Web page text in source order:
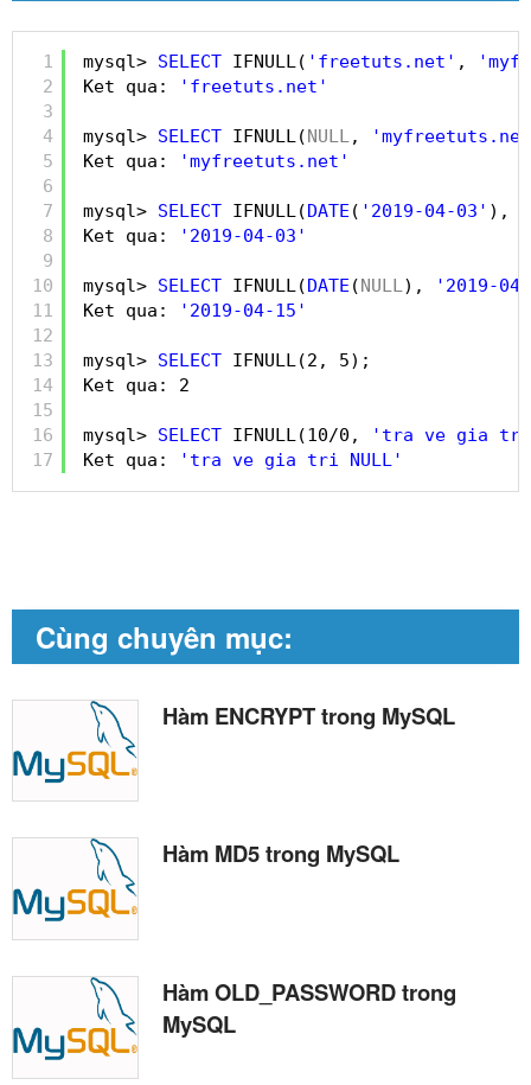
1
2
3
4
5
6
7
8
9
10
11
12
13
14
15
16
17
mysql> SELECT IFNULL( 'freetuts.net' ,
Ket qua:
'freetuts.net'
mysql> SELECT IFNULL(NULL,
Ket qua:
'myfreetuts.net'
mysql> SELECT IFNULL(DATE ( '2019-04-03' ),
Ket qua:
'2019-04-03'
mysql> SELECT IFNULL(DATE (NULL),
'2019-
Ket qua:
'2019-04-15'
mysql> SELECT IFNULL(2, 5);
Ket qua: 2
mysql> SELECT IFNULL(10/0,
'tra ve gia tri
Ket qua:
'tra ve gia tri NULL'
Cùng chuyên mục:
Hàm ENCRYPT trong MySQL
Hàm MD5 trong MySQL
Hàm OLD_PASSWORD trong
MySQL